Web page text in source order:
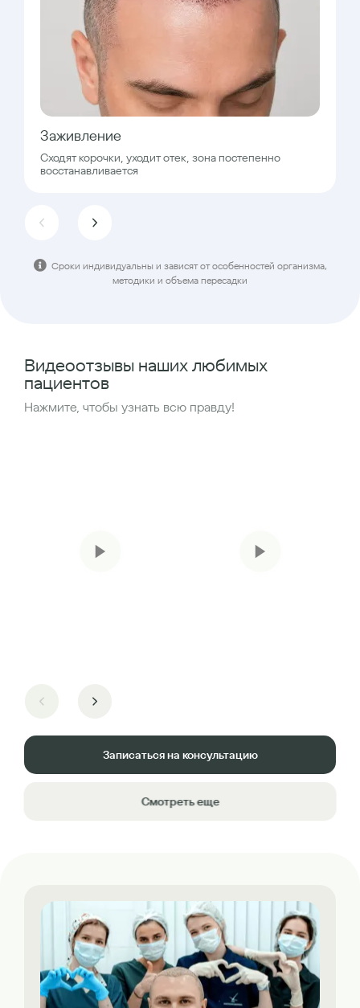
Заживление
Сходят корочки, уходит отек, зона постепенно
восстанавливается
Сроки индивидуальны и зависят от особенностей организма,
методики и объема пересадки
Видеоотзывы наших любимых
пациентов
Нажмите, чтобы узнать всю правду!
Записаться на консультацию
Смотреть еще